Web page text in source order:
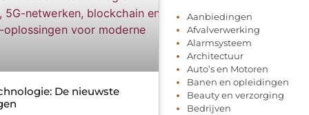
De nieuwste
Aanbiedingen
Afvalverwerking
Alarmsysteem
Architectuur
Auto’s en Motoren
Banen en opleidingen
Beauty en verzorging
Bedrijven